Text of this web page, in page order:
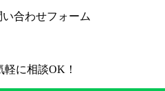
合わせフォーム
に相談OK！